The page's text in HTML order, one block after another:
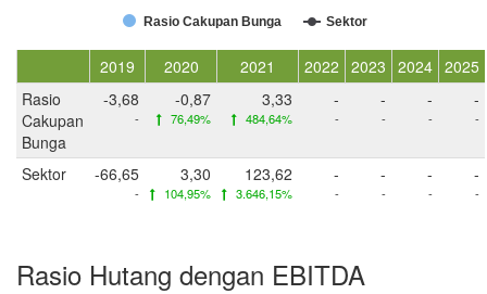
Rasio Cakupan Bunga Sektor
2019 2020 2021 2022 2023 2024 2025
Rasio
Cakupan
Bunga
-3,68
-
-0,87
76,49%
3,33
484,64%
-
-
-
-
-
-
-
-
Sektor -66,65
-
3,30
104,95%
123,62
3.646,15%
-
-
-
-
-
-
-
-
Rasio Hutang dengan EBITDA